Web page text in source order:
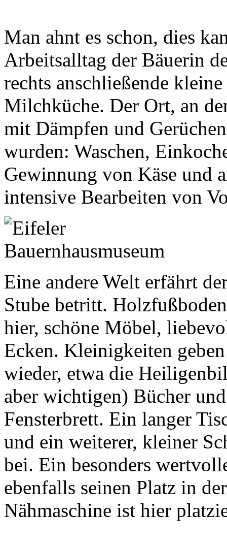
Man ahnt es schon, dies
Arbeitsalltag der Bäuerin
rechts anschließende
Milchküche. Der Ort, an
mit Dämpfen und
wurden: Waschen,
Gewinnung von Käse und
intensive Bearbeiten von
Eine andere Welt erfährt
Stube betritt.
hier, schöne Möbel,
Ecken. Kleinigkeiten
wieder, etwa die
aber wichtigen) Bücher
Fensterbrett. Ein langer
und ein weiterer, kleiner
bei. Ein besonders
ebenfalls seinen Platz in
Nähmaschine ist hier